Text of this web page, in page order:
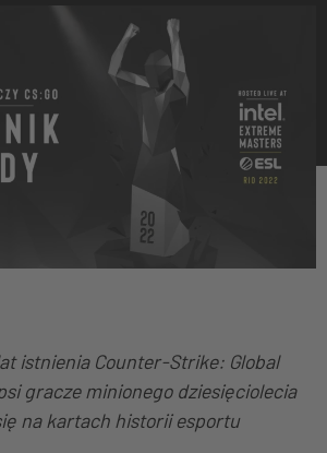
istnienia Counter-Strike: Global
gracze minionego dziesięciolecia
na kartach historii esportu